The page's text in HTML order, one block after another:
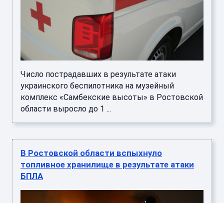
Число пострадавших в результате атаки
украинского беспилотника на музейный
комплекс «Самбекские высоты» в Ростовской
области выросло до 1 ...
В Ростовской области вспыхнуло
топливное хранилище в результате атаки
БПЛА